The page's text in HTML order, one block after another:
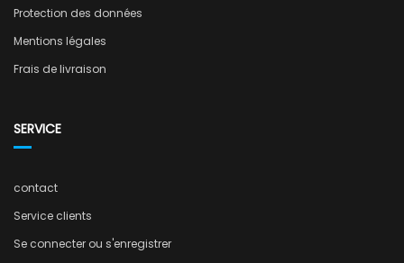
Protection des données
Mentions légales
Frais de livraison
SERVICE
contact
Service clients
Se connecter ou s'enregistrer